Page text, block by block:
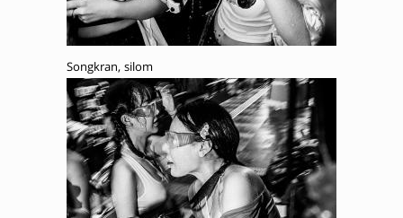
Songkran, silom